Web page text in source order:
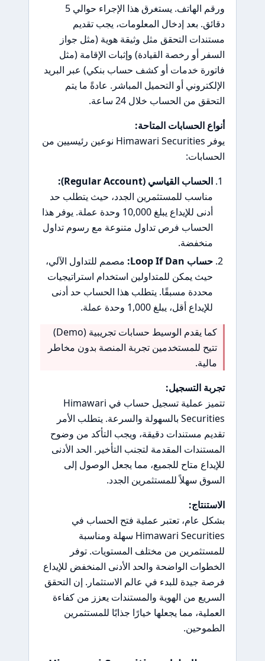
ورقم الهاتف. يستغرق هذا الإجراء حوالي 5
دقائق. بعد إدخال المعلومات، يجب تقديم
مستندات التحقق مثل وثيقة هوية (مثل جواز
السفر أو رخصة القيادة) وإثبات الإقامة (مثل
فاتورة خدمات أو كشف حساب بنكي) عبر البريد
الإلكتروني أو التحميل المباشر. عادةً ما يتم
التحقق من الحساب خلال 24 ساعة.
أنواع الحسابات المتاحة:
يوفر Himawari Securities نوعين رئيسيين من
الحسابات:
الحساب القياسي (Regular Account):
مناسب للمستثمرين الجدد، حيث يتطلب حد
أدنى للإيداع يبلغ 10,000 وحدة عملة. يوفر هذا
الحساب فرص تداول متنوعة مع رسوم تداول
منخفضة.
حساب Loop If Dan:
مصمم للتداول الآلي،
حيث يمكن للمتداولين استخدام استراتيجيات
محددة مسبقًا. يتطلب هذا الحساب حد أدنى
للإيداع أقل، يبلغ 1,000 وحدة عملة.
كما يقدم الوسيط حسابات تجريبية (Demo)
تتيح للمستخدمين تجربة المنصة بدون مخاطر
مالية.
تجربة التسجيل:
تتميز عملية تسجيل حساب في Himawari
Securities بالسهولة والسرعة. يتطلب الأمر
تقديم مستندات دقيقة، ويجب التأكد من وضوح
المستندات المقدمة لتجنب التأخير. الحد الأدنى
للإيداع متاح للجميع، مما يجعل الوصول إلى
السوق سهلاً للمستثمرين الجدد.
الاستنتاج:
بشكل عام، تعتبر عملية فتح الحساب في
Himawari Securities سهلة ومناسبة
للمستثمرين من مختلف المستويات. توفر
الخطوات الواضحة والحد الأدنى المنخفض للإيداع
فرصة جيدة للبدء في عالم الاستثمار. إن التحقق
السريع من الهوية والمستندات يعزز من كفاءة
العملية، مما يجعلها خيارًا جذابًا للمستثمرين
الطموحين.